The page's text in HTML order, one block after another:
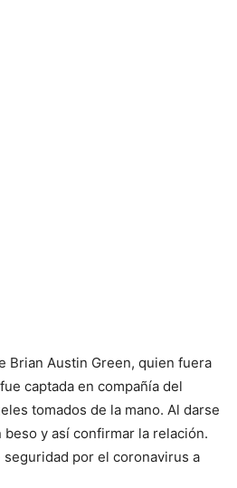
Brian Austin Green, quien fuera
captada en compañía del
tomados de la mano. Al darse
y así confirmar la relación.
por el coronavirus a